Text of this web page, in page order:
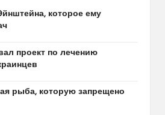
которое ему
проект по лечению
рыба, которую запрещено